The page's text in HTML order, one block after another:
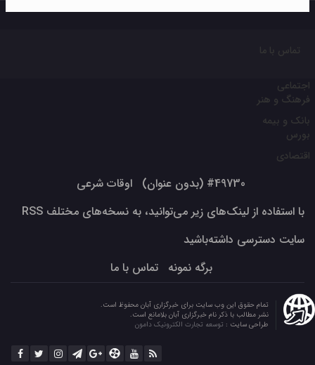
تماس با ما
اجتماعی
فرهنگ و هنر
بانک و بیمه
بورس
اقتصادی
#49730 (بدون عنوان)
اوقات شرعی
با استفاده از لینک‌های زیر می‌توانید، به نسخه‌های مختلف RSS
سایت دسترسی داشته‌باشید
برگه نمونه
تماس با ما
تمام حقوق این وب سایت برای خبرگزاری آبان محفوظ است.
نشر مطالب با ذکر نام خبرگزاری آبان بلامانع است.
طراحی سایت : توسعه تجارت الکترونیک دامون